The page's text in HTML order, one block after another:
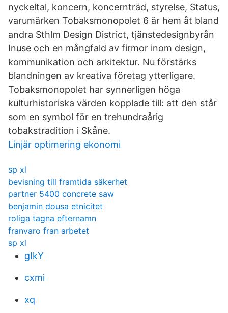
nyckeltal, koncern, koncernträd, styrelse, Status,
varumärken Tobaksmonopolet 6 är hem åt bland
andra Sthlm Design District, tjänstedesignbyrån
Inuse och en mångfald av firmor inom design,
kommunikation och arkitektur. Nu förstärks
blandningen av kreativa företag ytterligare.
Tobaksmonopolet har synnerligen höga
kulturhistoriska värden kopplade till: att den står
som en symbol för en trehundraårig
tobakstradition i Skåne.
Linjär optimering ekonomi
sp xl
bevisning till framtida säkerhet
partner 5400 concrete saw
benjamin dousa etnicitet
roliga tagna efternamn
franvaro fran arbetet
sp xl
gIkY
cxmi
xq